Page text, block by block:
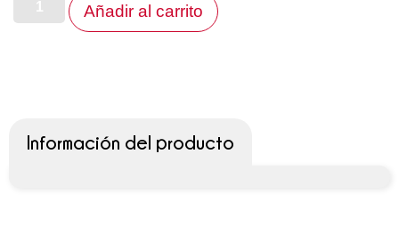
Añadir al carrito
Información del producto